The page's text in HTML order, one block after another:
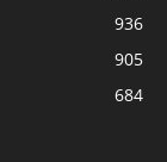
936
905
684